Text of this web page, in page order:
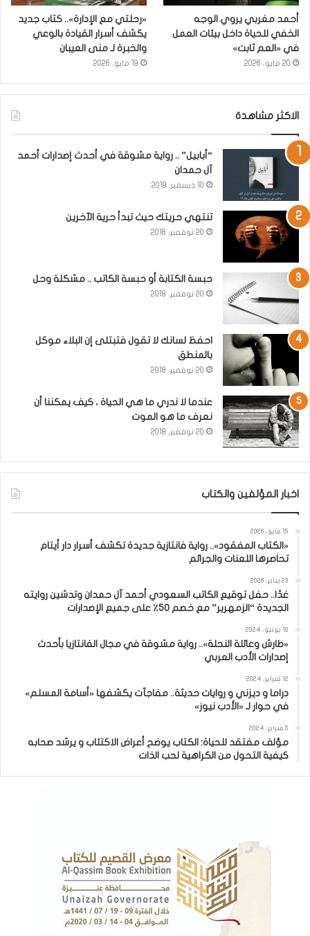
أحمد مغربي يروي الوجه
الخفي للحياة داخل بيئات العمل
في «العم ثابت»
20 مايو، 2026
«رحلتي مع الإدارة».. كتاب جديد
يكشف أسرار القيادة بالوعي
والخبرة لـ منى العيبان
19 مايو، 2026
الاكثر مشاهدة
“أبابيل” .. رواية مشوقة في أحدث إصدارات أحمد
آل حمدان
10 ديسمبر، 2019
تنتهي حريتك حيث تبدأ حرية الآخرين
20 نوفمبر، 2018
حبسة الكتابة أو حبسة الكاتب .. مشكلة وحل
20 نوفمبر، 2018
احفظ لسانك لا تقول فتبتلى إن البلاء موكل
بالمنطق
20 نوفمبر، 2018
عندما لا ندري ما هي الحياة ، كيف يمكننا أن
نعرف ما هو الموت
20 نوفمبر، 2018
اخبار المؤلفين والكتاب
15 مايو، 2026
«الكتاب المفقود».. رواية فانتازية جديدة تكشف أسرار دار أيتام
تحاصرها اللعنات والجرائم
23 يناير، 2026
غدًا.. حفل توقيع الكاتب السعودي أحمد آل حمدان وتدشين روايته
الجديدة “الزمهرير” مع خصم 50٪ على جميع الإصدارات
10 يونيو، 2024
«طارش وعائلة النحلة».. رواية مشوقة في مجال الفانتازيا بأحدث
إصدارات الأدب العربي
12 فبراير، 2024
دراما و ديزني و روايات حديثة.. مفاجآت يكشفها «أسامة المسلم»
في حوار لـ «الأدب نيوز»
5 فبراير، 2024
مؤلف مفتقد للحياة: الكتاب يوضح أعراض الاكتئاب و يرشد صحابه
كيفية التحول من الكراهية لحب الذات